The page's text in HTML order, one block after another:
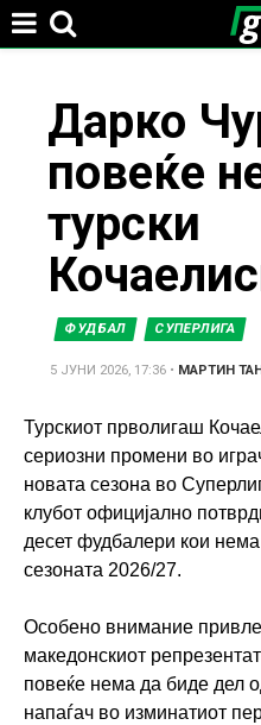
here
Дарко
повеќе
турски
ФУДБАЛ СУПЕРЛИГА
5 ЈУНИ 2026, 17:36 • МАРТИН
Турскиот прволигаш
сериозни промени во
новата сезона во
клубот официјално
десет фудбалери кои
сезоната 2026/27.
Особено внимание
македонскиот
повеќе нема да биде дел
напаѓач во изминатиот